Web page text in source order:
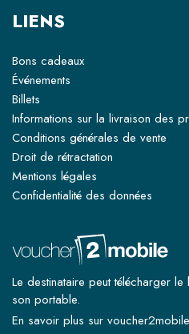
LIENS
Bons cadeaux
Événements
Billets
Informations sur la livraison des
Conditions générales de vente
Droit de rétractation
Mentions légales
Confidentialité des données
Le destinataire peut télécharger
son portable.
En savoir plus sur